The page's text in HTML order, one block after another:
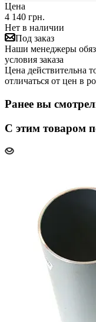
Цена
4 140 грн.
Нет в наличии
Под заказ
Наши менеджеры
условия заказа
Цена действительна
отличаться от цен в
Ранее вы
С этим товаром